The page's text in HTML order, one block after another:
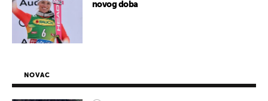
novog doba
NOVAC